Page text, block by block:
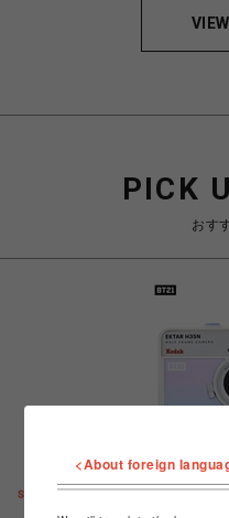
PICK
おす
<About foreign